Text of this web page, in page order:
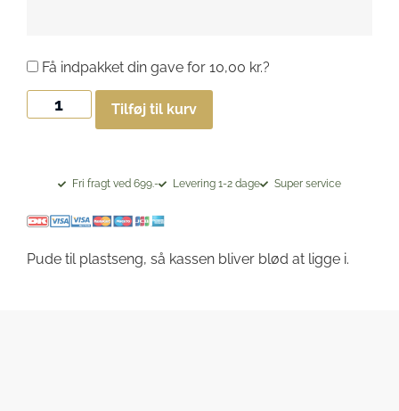
Tilføj til kurv
Få indpakket din gave for 10,00 kr.?
Fri fragt ved 699.- Levering 1-2 dage Super service
Pude til plastseng, så kassen bliver blød at ligge i.